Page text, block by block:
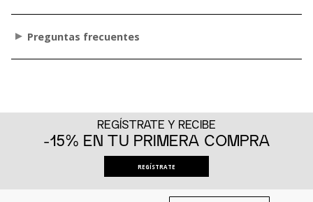
Preguntas frecuentes
REGÍSTRATE Y RECIBE
-15% EN TU PRIMERA COMPRA
REGÍSTRATE